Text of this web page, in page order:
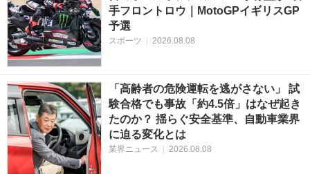
手フロントロウ｜MotoGPイギリスGP
予選
スポーツ | 2026.08.08
「高齢者の危険運転を逃がさない」 試
験合格でも事故「約4.5倍」はなぜ起き
たのか？ 揺らぐ安全基準、自動車業界
に迫る変化とは
業界ニュース 2026.08.08